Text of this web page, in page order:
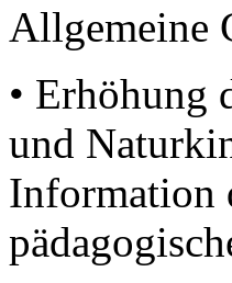
Allgemeine
• Erhöhung
und
Information